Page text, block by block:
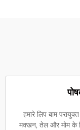
हमारे लिप बाम
मक्खन, तेल और मोम के